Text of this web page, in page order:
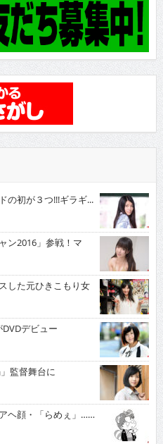
初が３つ!!!ギラギ...
ン2016」参戦！マ
した元ひきこもり女
デビュー
監督舞台に
ヘ顔・「らめぇ」……